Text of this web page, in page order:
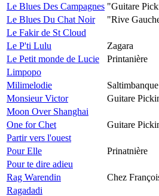
Le Blues Des Campagnes "Guitare
Le Blues Du Chat Noir
"Rive
Le Fakir de St Cloud
Le P'ti Lulu
Zagara
Le Petit monde de Lucie
Printanière
Limpopo
Milimelodie
Saltimbanque
Monsieur Victor
Guitare
Moon Over Shanghai
One for Chet
Guitare
Partir vers l'ouest
Pour Elle
Prinatnière
Pour te dire adieu
Rag Warendin
Chez
Ragadadi